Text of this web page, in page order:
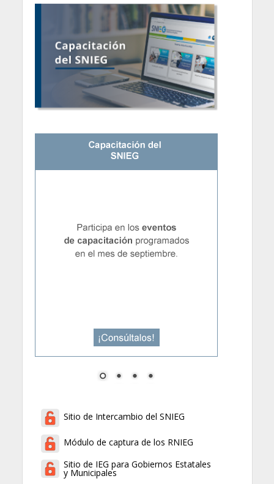
Sitio de Intercambio del SNIEG
Módulo de captura de los RNIEG
Sitio de IEG para Gobiernos Estatales
y Municipales